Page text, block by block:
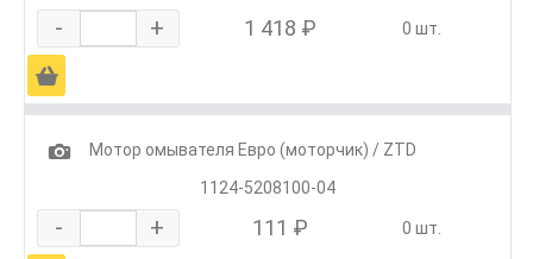
- + 1 418 ₽ 0 шт.
Ä
1
Мотор омывателя Евро (моторчик) / ZTD
1124-5208100-04
- + 111 ₽ 0 шт.